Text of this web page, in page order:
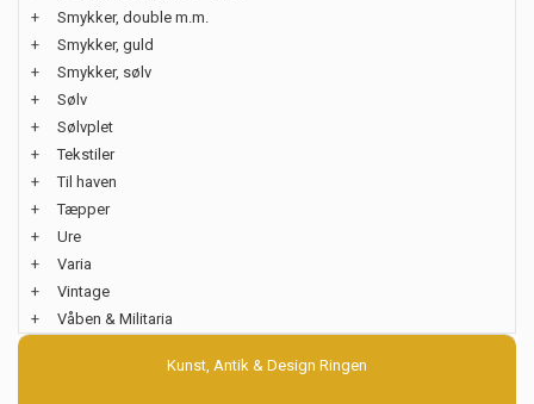
+
Smykker, double m.m.
+
Smykker, guld
+
Smykker, sølv
+
Sølv
+
Sølvplet
+
Tekstiler
+
Til haven
+
Tæpper
+
Ure
+
Varia
+
Vintage
+
Våben & Militaria
Kunst, Antik & Design Ringen